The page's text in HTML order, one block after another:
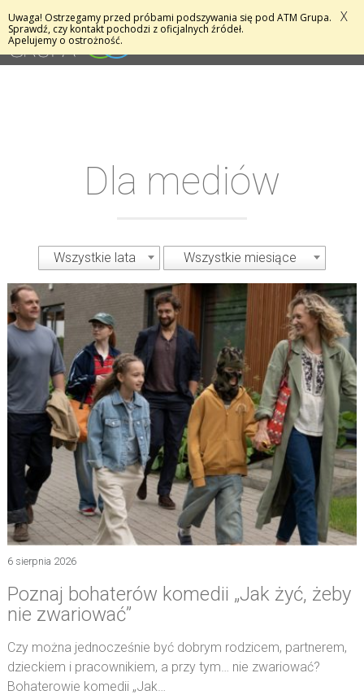
MENU
Dla mediów
Wszystkie lata Wszystkie miesiące
6 sierpnia 2026
Poznaj bohaterów komedii „Jak żyć, żeby
nie zwariować”
Czy można jednocześnie być dobrym rodzicem, partnerem,
dzieckiem i pracownikiem, a przy tym… nie zwariować?
Bohaterowie komedii „Jak…
Uwaga! Ostrzegamy przed próbami podszywania się pod ATM Grupa.
Sprawdź, czy kontakt pochodzi z oficjalnych źródeł.
Apelujemy o ostrożność.
X